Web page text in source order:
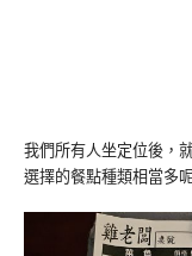
我們所有人坐定位後，
選擇的餐點種類相當多